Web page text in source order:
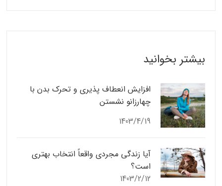
بیشتر بخوانید
افزایش انعطاف پذیری و تحرک بدن با
چهارزانو نشستن
1403/4/19
آیا زندگی مجردی واقعاً انتخاب بهتری
است؟
1403/2/12